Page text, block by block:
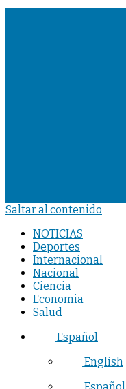
Saltar al contenido
NOTICIAS
Deportes
Internacional
Nacional
Ciencia
Economia
Salud
Español
English